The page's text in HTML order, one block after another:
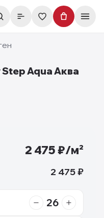
Aqua Аква
2 475₽/м²
2 475₽
26